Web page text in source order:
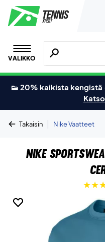
VALIKKO
Hae tuotteita,
👟 20% kaikista kengistä
Takaisin | Nike Vaatteet
Nike